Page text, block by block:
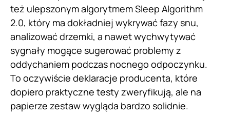
też ulepszonym algorytmem Sleep Algorithm
2.0, który ma dokładniej wykrywać fazy snu,
analizować drzemki, a nawet wychwytywać
sygnały mogące sugerować problemy z
oddychaniem podczas nocnego odpoczynku.
To oczywiście deklaracje producenta, które
dopiero praktyczne testy zweryfikują, ale na
papierze zestaw wygląda bardzo solidnie.